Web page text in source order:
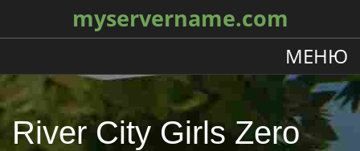
myservername.com
МЕНЮ
River City Girls Zero